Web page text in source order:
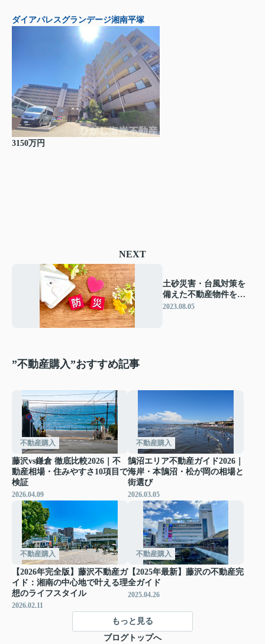
ダイアパレスグランデージ湘南平塚
3150万円
NEXT
土砂災害・台風対策を
備えた不動産物件を探
すため9つの方法
2023.08.05
”不動産購入”おすすめ記事
不動産購入
藤沢vs鎌倉 徹底比較2026｜不
動産相場・住みやすさ10項目で
検証
2026.04.09
不動産購入
鵠沼エリア不動産ガイド2026｜
海岸・本鵠沼・松が岡の相場と
街選び
2026.03.05
不動産購入
【2026年完全版】藤沢不動産ガ
イド：湘南の中心地で叶える理
想のライフスタイル
2026.02.11
不動産購入
【2025年最新】藤沢の不動産完
全ガイド
2025.04.26
もっと見る
ブログトップへ